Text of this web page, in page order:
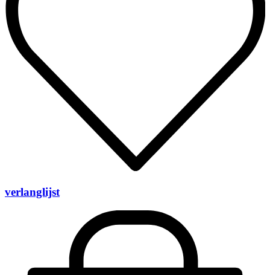
verlanglijst